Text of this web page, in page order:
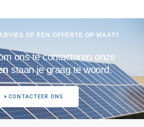
OF EEN OFFERTE OP MAAT?
ons te contacteren onze
staan je graag te woord.
CONTACTEER ONS